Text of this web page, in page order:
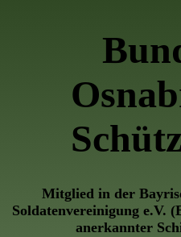
Mitglied in der
Soldatenvereinigung e.V.
anerkannter